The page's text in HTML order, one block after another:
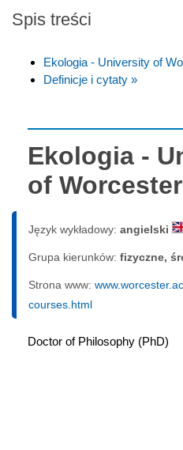
Spis treści
Ekologia - University of
Definicje i cytaty »
Ekologia -
of Worcester
Język wykładowy: angielski
Grupa kierunków: fizyczne,
Strona www:
courses.html
Doctor of Philosophy (PhD)